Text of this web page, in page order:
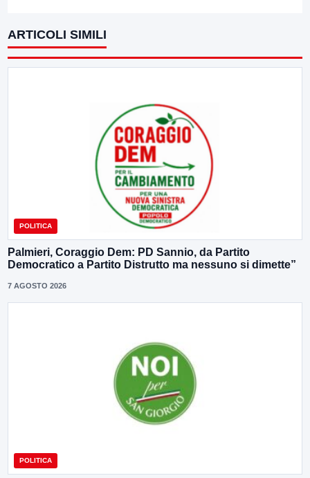
ARTICOLI SIMILI
POLITICA
Palmieri, Coraggio Dem: PD Sannio, da Partito
Democratico a Partito Distrutto ma nessuno si dimette”
7 AGOSTO 2026
POLITICA